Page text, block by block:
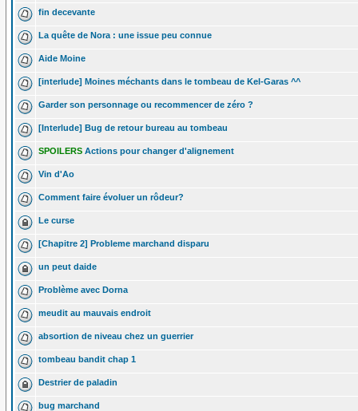
fin decevante
La quête de Nora : une issue peu connue
Aide Moine
[interlude] Moines méchants dans le tombeau de Kel-Garas ^^
Garder son personnage ou recommencer de zéro ?
[Interlude] Bug de retour bureau au tombeau
SPOILERSActions pour changer d'alignement
Vin d'Ao
Comment faire évoluer un rôdeur?
Le curse
[Chapitre 2] Probleme marchand disparu
un peut daide
Problème avec Dorna
meudit au mauvais endroit
absortion de niveau chez un guerrier
tombeau bandit chap 1
Destrier de paladin
bug marchand